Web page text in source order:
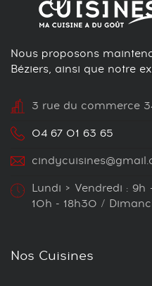
Nous proposons
Béziers, ainsi que notre
3 rue du commerce
04 67 01 63 65
Lundi > Vendredi :
10h - 18h30 /
Nos Cuisines